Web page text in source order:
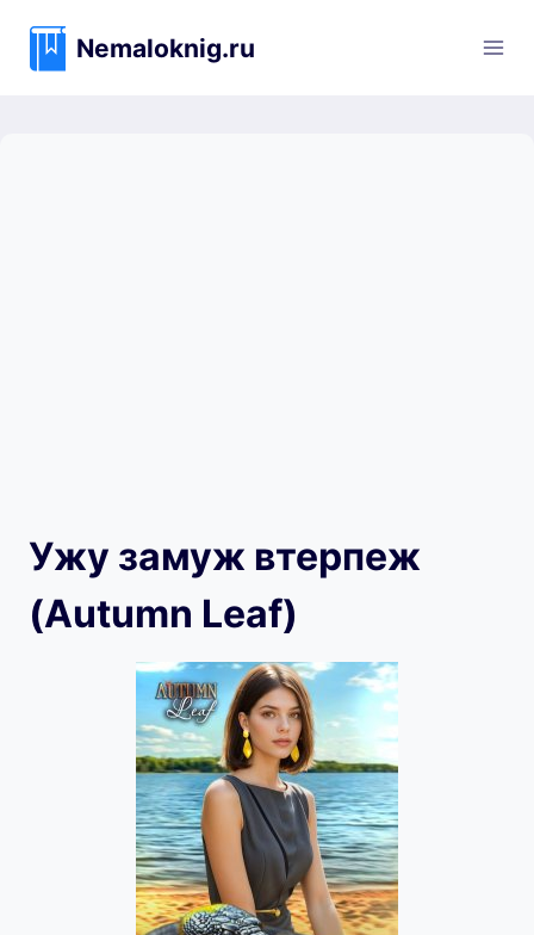
содержимому
Nemaloknig.ru
Ужу замуж втерпеж
(Autumn Leaf)